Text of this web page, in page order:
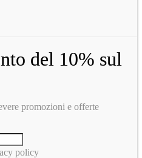
del 10% sul
promozioni e offerte
policy